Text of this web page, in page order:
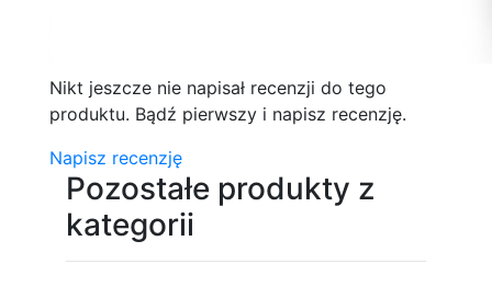
Nikt jeszcze nie napisał recenzji do tego
produktu. Bądź pierwszy i napisz recenzję.
Napisz recenzję
Pozostałe produkty z
kategorii